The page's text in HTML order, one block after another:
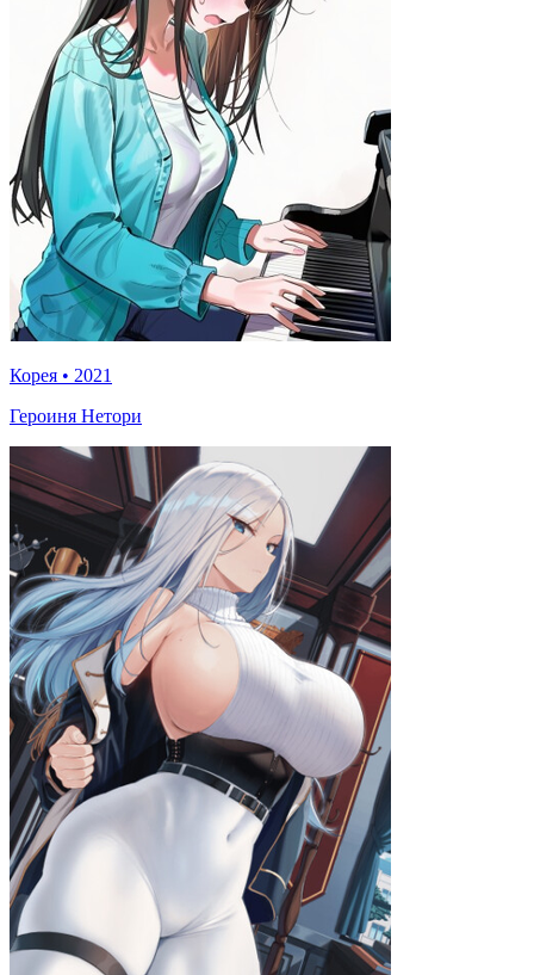
Корея • 2021
Героиня Нетори